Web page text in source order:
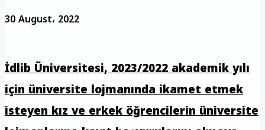
30 August، 2022
İdlib Üniversitesi, 2023/2022 akademik yılı
için üniversite lojmanında ikamet etmek
isteyen kız ve erkek öğrencilerin üniversite